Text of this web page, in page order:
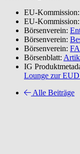
EU-Kommission:
EU-Kommission:
Börsenverein:
Börsenverein:
Börsenverein:
Börsenblatt:
IG
Lounge zur
Alle Beiträge